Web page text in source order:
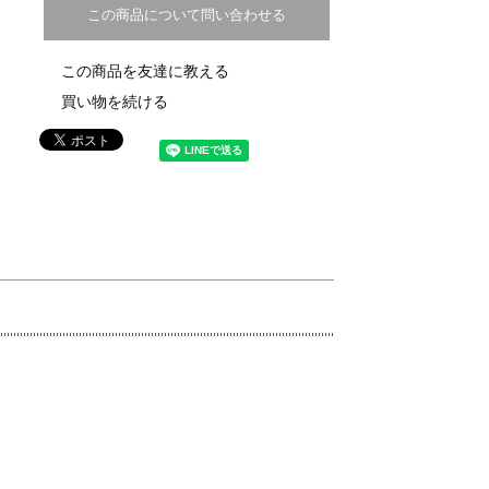
この商品について問い合わせる
この商品を友達に教える
買い物を続ける